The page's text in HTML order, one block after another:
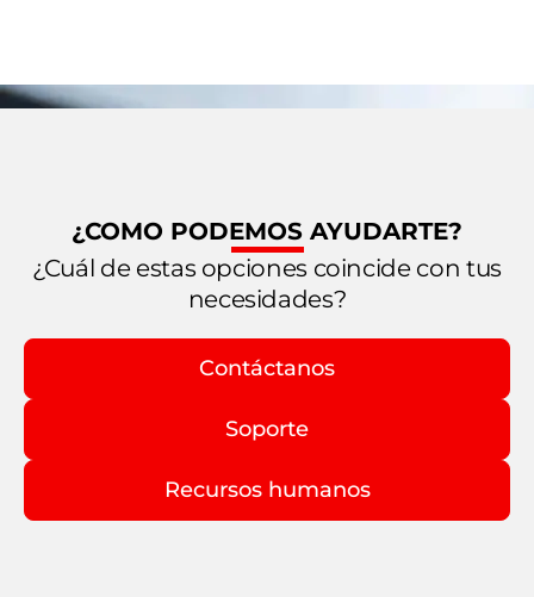
¿COMO PODEMOS AYUDARTE?
¿Cuál de estas opciones coincide con tus
necesidades?
Contáctanos
Soporte
Recursos humanos